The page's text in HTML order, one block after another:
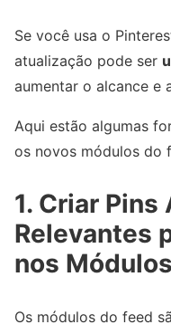
Se você usa o
atualização pode ser
aumentar o alcance e
Aqui estão algumas
os novos módulos do
1. Criar
Relevantes
nos Módulos
Os módulos do feed